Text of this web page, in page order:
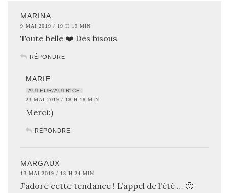
MARINA
9 MAI 2019 / 19 H 19 MIN
Toute belle ❤️ Des bisous
RÉPONDRE
MARIE
AUTEUR/AUTRICE
23 MAI 2019 / 18 H 18 MIN
Merci:)
RÉPONDRE
MARGAUX
13 MAI 2019 / 18 H 24 MIN
J’adore cette tendance ! L’appel de l’été … 🙂